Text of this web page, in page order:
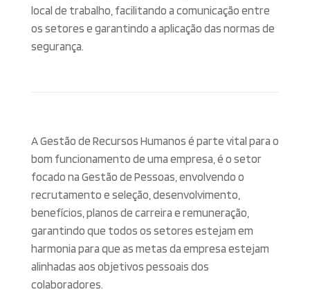
local de trabalho, facilitando a comunicação entre
os setores e garantindo a aplicação das normas de
segurança.
A Gestão de Recursos Humanos é parte vital para o
bom funcionamento de uma empresa, é o setor
focado na Gestão de Pessoas, envolvendo o
recrutamento e seleção, desenvolvimento,
benefícios, planos de carreira e remuneração,
garantindo que todos os setores estejam em
harmonia para que as metas da empresa estejam
alinhadas aos objetivos pessoais dos
colaboradores.